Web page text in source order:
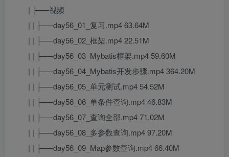
| ├──视频
| | ├──day56_01_复习.mp4 63.64M
| | ├──day56_02_框架.mp4 22.51M
| | ├──day56_03_Mybatis框架.mp4 59.60M
| | ├──day56_04_Mybatis开发步骤.mp4 364.20M
| | ├──day56_05_单元测试.mp4 54.52M
| | ├──day56_06_单条件查询.mp4 46.83M
| | ├──day56_07_查询全部.mp4 71.02M
| | ├──day56_08_多参数查询.mp4 97.20M
| | ├──day56_09_Map参数查询.mp4 66.40M